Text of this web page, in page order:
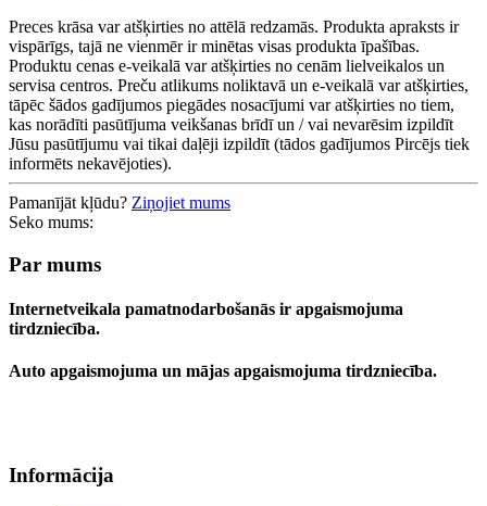
Preces krāsa var atšķirties no attēlā redzamās. Produkta apraksts ir
vispārīgs, tajā ne vienmēr ir minētas visas produkta īpašības.
Produktu cenas e-veikalā var atšķirties no cenām lielveikalos un
servisa centros. Preču atlikums noliktavā un e-veikalā var atšķirties,
tāpēc šādos gadījumos piegādes nosacījumi var atšķirties no tiem,
kas norādīti pasūtījuma veikšanas brīdī un / vai nevarēsim izpildīt
Jūsu pasūtījumu vai tikai daļēji izpildīt (tādos gadījumos Pircējs tiek
informēts nekavējoties).
Pamanījāt kļūdu? Ziņojiet mums
Seko mums:
Par mums
Internetveikala pamatnodarbošanās ir apgaismojuma
tirdzniecība.
Auto apgaismojuma un mājas apgaismojuma tirdzniecība.
Informācija